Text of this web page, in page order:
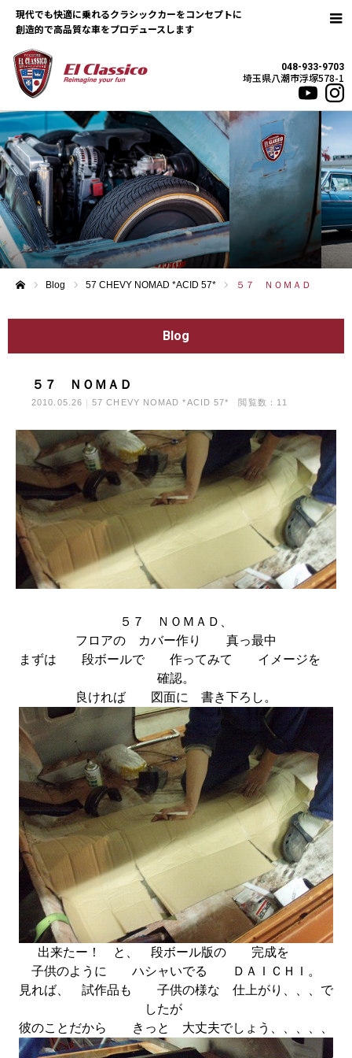
現代でも快適に乗れるクラシックカーをコンセプトに
048-933-9703
埼玉県八潮市浮塚578-1
Blog 57 CHEVY NOMAD *ACID 57* ５７ ＮＯＭＡＤ
Blog
５７ ＮＯＭＡＤ
2010.05.26 57 CHEVY NOMAD *ACID 57* 閲覧数：11
５７ ＮＯＭＡＤ、
フロアの カバー作り 真っ最中
まずは 段ボールで 作ってみて イメージを
確認。
良ければ 図面に 書き下ろし。
出来たー！ と、 段ボール版の 完成を
子供のように ハシャいでる ＤＡＩＣＨＩ。
見れば、 試作品も 子供の様な 仕上がり、、、で
したが
彼のことだから きっと 大丈夫でしょう、、、、、